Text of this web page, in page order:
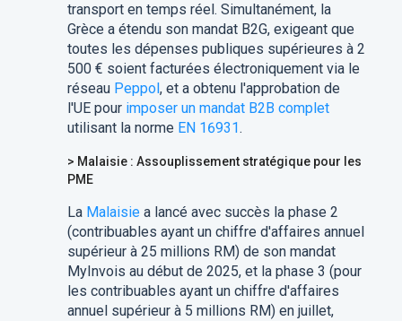
transport en temps réel. Simultanément, la
Grèce a étendu son mandat B2G, exigeant que
toutes les dépenses publiques supérieures à 2
500 € soient facturées électroniquement via le
réseau Peppol, et a obtenu l'approbation de
l'UE pour imposer un mandat B2B complet
utilisant la norme EN 16931.
> Malaisie : Assouplissement stratégique pour les
PME
La Malaisiea lancé avec succès la phase 2
(contribuables ayant un chiffre d'affaires annuel
supérieur à 25 millions RM) de son mandat
MyInvois au début de 2025, et la phase 3 (pour
les contribuables ayant un chiffre d'affaires
annuel supérieur à 5 millions RM) en juillet,